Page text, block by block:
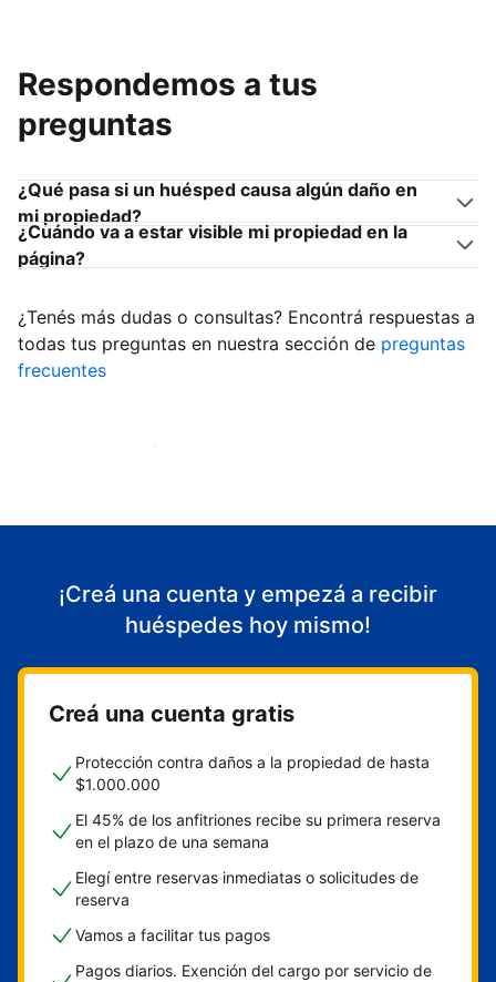
Respondemos a tus
preguntas
¿Qué pasa si un huésped causa algún daño en
mi propiedad?
¿Cuándo va a estar visible mi propiedad en la
página?
¿Tenés más dudas o consultas? Encontrá respuestas a
todas tus preguntas en nuestra sección de preguntas
frecuentes
Empezá a recibir huéspedes
¡Creá una cuenta y empezá a recibir
huéspedes hoy mismo!
Creá una cuenta gratis
Protección contra daños a la propiedad de hasta
$1.000.000
El 45% de los anfitriones recibe su primera reserva
en el plazo de una semana
Elegí entre reservas inmediatas o solicitudes de
reserva
Vamos a facilitar tus pagos
Pagos diarios. Exención del cargo por servicio de